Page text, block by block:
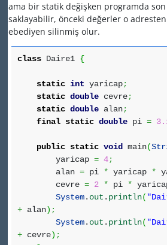
ama bir statik değişken programda
saklayabilir, önceki değerler o
ebediyen silinmiş olur.
class Daire1 {
static int yaricap;
static double cevre;
static double alan;
final static double pi =
public static void main(
yaricap = 4;
alan = pi * yaricap *
cevre = 2 * pi *
System. out . println(
+ alan) ;
System. out . println(
+ cevre) ;